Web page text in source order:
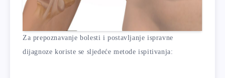
Za prepoznavanje bolesti i postavljanje ispravne
dijagnoze koriste se sljedeće metode ispitivanja: